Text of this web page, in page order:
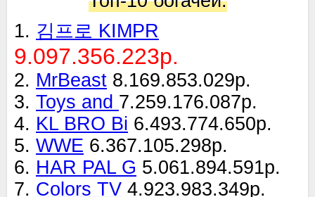
1. 김프로 KIMPR
9.097.356.223р.
2. MrBeast 8.169.853.029р.
3. Toys and 7.259.176.087р.
4. KL BRO Bi 6.493.774.650р.
5. WWE 6.367.105.298р.
6. HAR PAL G 5.061.894.591р.
7. Colors TV 4.923.983.349р.